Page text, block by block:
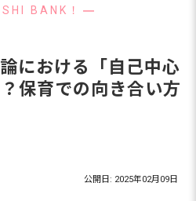
BANK！
における「自己中心
保育での向き合い方
公開日: 2025年02月09日